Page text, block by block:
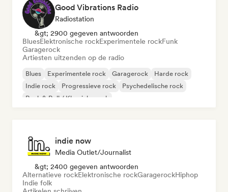
Good Vibrations Radio
Radiostation
&gt; 2900 gegeven antwoorden
BluesElektronische rockExperimentele rockFunk
Garagerock
Artiesten uitzenden op de radio
Blues Experimentele rock Garagerock
Harde rock
Indie rock
Progressieve rock
Psychedelische rock
Rock & Roll / Klassieke rock
indie now
Media Outlet/Journalist
&gt; 2400 gegeven antwoorden
Alternatieve rockElektronische rockGaragerockHiphop
Indie folk